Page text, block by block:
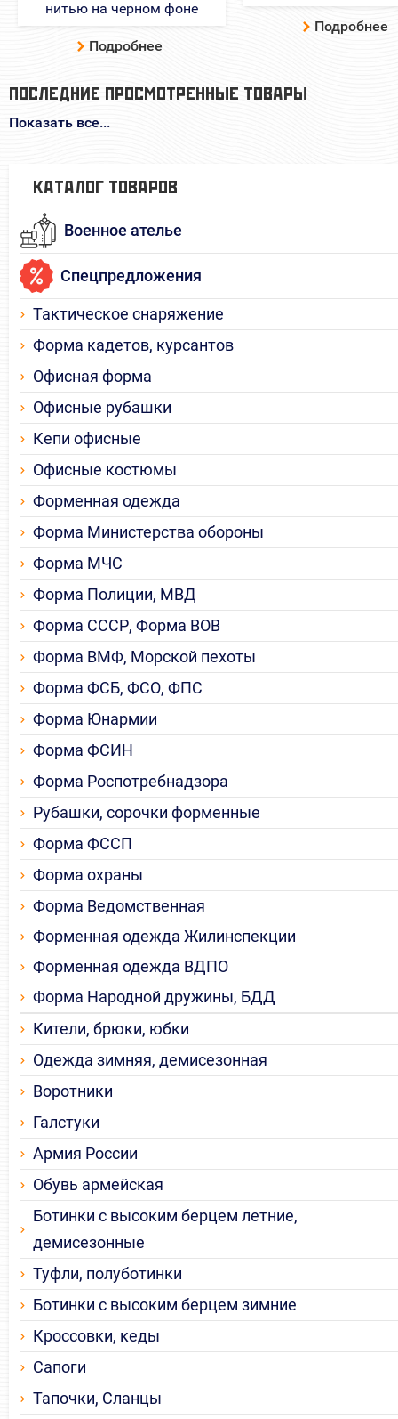
Подробнее
Подробнее
ПОСЛЕДНИЕ ПРОСМОТРЕННЫЕ ТОВАРЫ
Показать все...
КАТАЛОГ ТОВАРОВ
Военное ателье
Спецпредложения
Тактическое снаряжение
Форма кадетов, курсантов
Офисная форма
Офисные рубашки
Кепи офисные
Офисные костюмы
Форменная одежда
Форма Министерства обороны
Форма МЧС
Форма Полиции, МВД
Форма СССР, Форма ВОВ
Форма ВМФ, Морской пехоты
Форма ФСБ, ФСО, ФПС
Форма Юнармии
Форма ФСИН
Форма Роспотребнадзора
Рубашки, сорочки форменные
Форма ФССП
Форма охраны
Форма Ведомственная
Форменная одежда Жилинспекции
Форменная одежда ВДПО
Форма Народной дружины, БДД
Кители, брюки, юбки
Одежда зимняя, демисезонная
Воротники
Галстуки
Армия России
Обувь армейская
Ботинки с высоким берцем летние,
демисезонные
Туфли, полуботинки
Ботинки с высоким берцем зимние
Кроссовки, кеды
Сапоги
Тапочки, Сланцы